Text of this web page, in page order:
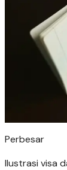
Perbesar
Ilustrasi visa